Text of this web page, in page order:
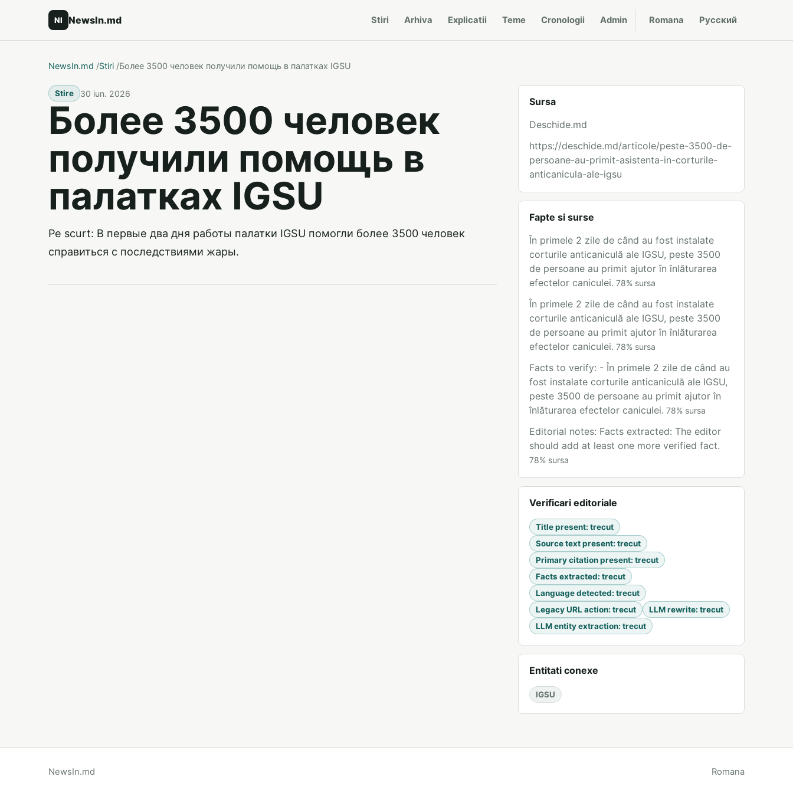
NI NewsIn.md Stiri Arhiva Explicatii Teme Cronologii Admin Romana Русский
NewsIn.md /Stiri /Более 3500 человек получили помощь в палатках IGSU
Stire 30 iun. 2026
Более 3500 человек
получили помощь в
палатках IGSU
Pe scurt: В первые два дня работы палатки IGSU помогли более 3500 человек
справиться с последствиями жары.
Sursa
Deschide.md
https://deschide.md/articole/peste-3500-de-
persoane-au-primit-asistenta-in-corturile-
anticanicula-ale-igsu
Fapte si surse
În primele 2 zile de când au fost instalate
corturile anticaniculă ale IGSU, peste 3500
de persoane au primit ajutor în înlăturarea
efectelor caniculei. 78% sursa
În primele 2 zile de când au fost instalate
corturile anticaniculă ale IGSU, peste 3500
de persoane au primit ajutor în înlăturarea
efectelor caniculei. 78% sursa
Facts to verify: - În primele 2 zile de când au
fost instalate corturile anticaniculă ale IGSU,
peste 3500 de persoane au primit ajutor în
înlăturarea efectelor caniculei. 78% sursa
Editorial notes: Facts extracted: The editor
should add at least one more verified fact.
78% sursa
Verificari editoriale
Title present: trecut
Source text present: trecut
Primary citation present: trecut
Facts extracted: trecut
Language detected: trecut
Legacy URL action: trecut LLM rewrite: trecut
LLM entity extraction: trecut
Entitati conexe
IGSU
NewsIn.md Romana